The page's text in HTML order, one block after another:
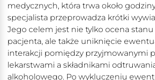
medycznych, która trwa około
specjalista przeprowadza krótki
Jego celem jest nie tylko ocena
pacjenta, ale także uniknięcie
interakcji pomiędzy przyjmowanymi
lekarstwami a składnikami
alkoholowego. Po wykluczeniu